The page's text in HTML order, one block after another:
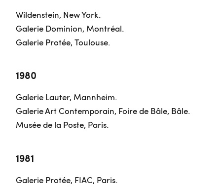
Wildenstein, New York.
Galerie Dominion, Montréal.
Galerie Protée, Toulouse.
1980
Galerie Lauter, Mannheim.
Galerie Art Contemporain, Foire de Bâle, Bâle.
Musée de la Poste, Paris.
1981
Galerie Protée, FIAC, Paris.